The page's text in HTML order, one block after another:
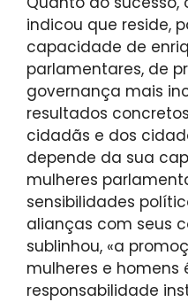
indicou que reside,
capacidade de
parlamentares, de
governança mais
resultados
cidadãs e dos
depende da sua
mulheres
sensibilidades
alianças com seus
sublinhou, «a
mulheres e homens
responsabilidade